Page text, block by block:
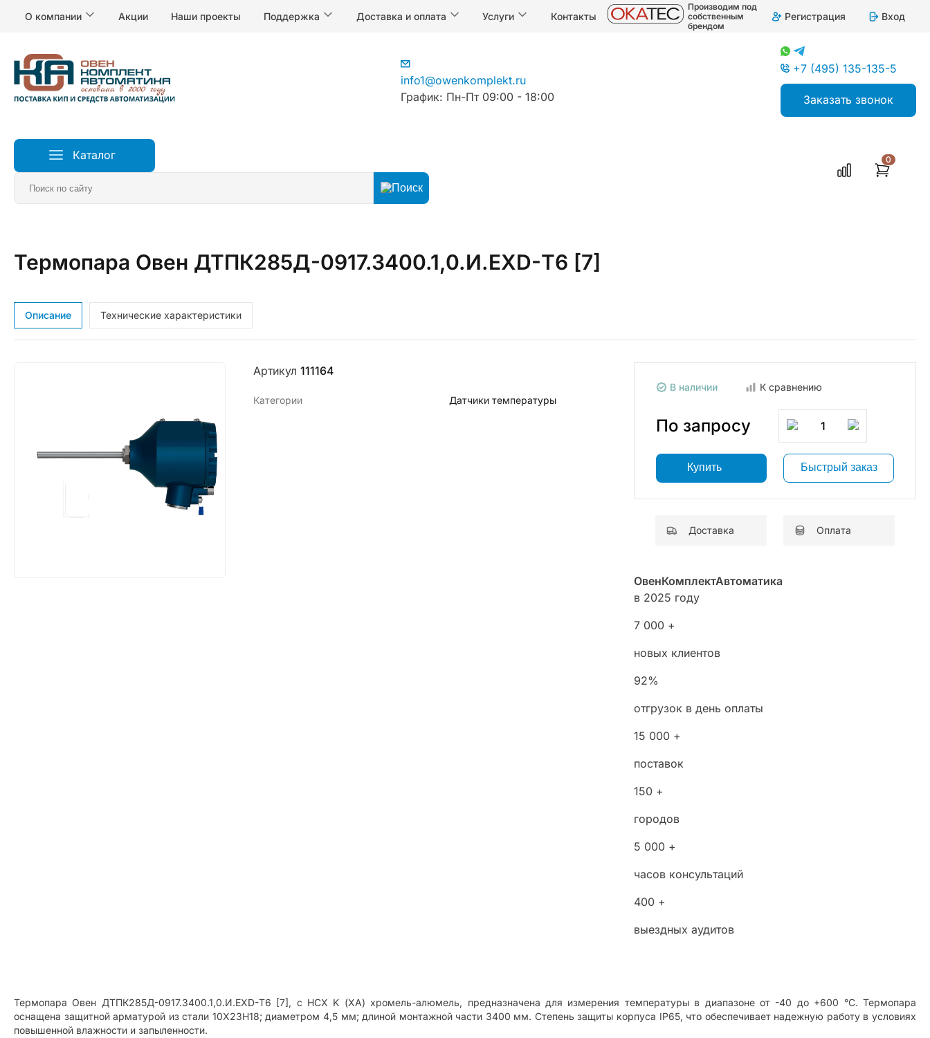
О компании Акции Наши проекты Поддержка Доставка и оплата Услуги Контакты
Производим под
собственным
брендом
Регистрация Вход
info1@owenkomplekt.ru
График: Пн-Пт 09:00 - 18:00
+7 (495) 135-135-5
Заказать звонок
Каталог 0
Главная Датчики
Термопара Овен ДТПК285Д-0917.3400.1,0.И.ЕХD-Т6 [7]
Описание Технические характеристики
Артикул 111164
Категории Датчики температуры
В наличии К сравнению
По запросу 1
Купить Быстрый заказ
Доставка Оплата
ОвенКомплектАвтоматика
в 2025 году
7 000 +
новых клиентов
92%
отгрузок в день оплаты
15 000 +
поставок
150 +
городов
5 000 +
часов консультаций
400 +
выездных аудитов
Термопара Овен ДТПК285Д-0917.3400.1,0.И.ЕХD-Т6 [7], с НСХ K (ХА) хромель-алюмель, предназначена для измерения температуры в диапазоне от -40 до +600 °C. Термопара
оснащена защитной арматурой из стали 10Х23Н18; диаметром 4,5 мм; длиной монтажной части 3400 мм. Степень защиты корпуса IP65, что обеспечивает надежную работу в условиях
повышенной влажности и запыленности.